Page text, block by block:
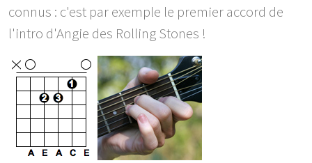
connus : c'est par exemple le premier accord de
l'intro d'Angie des Rolling Stones !